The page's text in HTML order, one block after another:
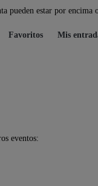
pueden estar por
Favoritos Mis
eventos: